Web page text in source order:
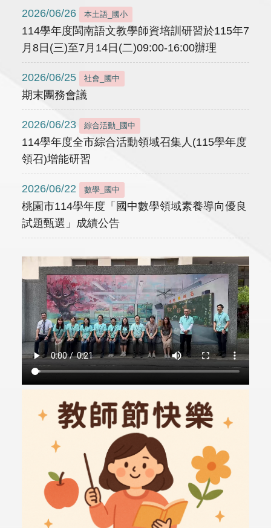
2026/06/26 本土語_國小
114學年度閩南語文教學師資培訓研習於115年7
月8日(三)至7月14日(二)09:00-16:00辦理
2026/06/25 社會_國中
期末團務會議
2026/06/23 綜合活動_國中
114學年度全市綜合活動領域召集人(115學年度
領召)增能研習
2026/06/22 數學_國中
桃園市114學年度「國中數學領域素養導向優良
試題甄選」成績公告